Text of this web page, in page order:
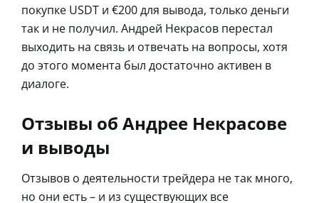
покупке USDT и €200 для вывода, только деньги
так и не получил. Андрей Некрасов перестал
выходить на связь и отвечать на вопросы, хотя
до этого момента был достаточно активен в
диалоге.
Отзывы об Андрее Некрасове
и выводы
Отзывов о деятельности трейдера не так много,
но они есть – и из существующих все